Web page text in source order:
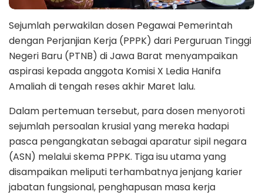
Sejumlah perwakilan dosen Pegawai Pemerintah
dengan Perjanjian Kerja (PPPK) dari Perguruan Tinggi
Negeri Baru (PTNB) di Jawa Barat menyampaikan
aspirasi kepada anggota Komisi X Ledia Hanifa
Amaliah di tengah reses akhir Maret lalu.
Dalam pertemuan tersebut, para dosen menyoroti
sejumlah persoalan krusial yang mereka hadapi
pasca pengangkatan sebagai aparatur sipil negara
(ASN) melalui skema PPPK. Tiga isu utama yang
disampaikan meliputi terhambatnya jenjang karier
jabatan fungsional, penghapusan masa kerja